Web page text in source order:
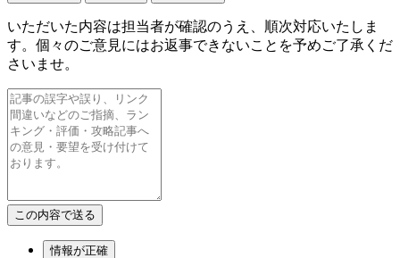
いただいた内容は担当者が確認のうえ、順次対応いたしま
す。個々のご意見にはお返事できないことを予めご了承くだ
さいませ。
情報が正確